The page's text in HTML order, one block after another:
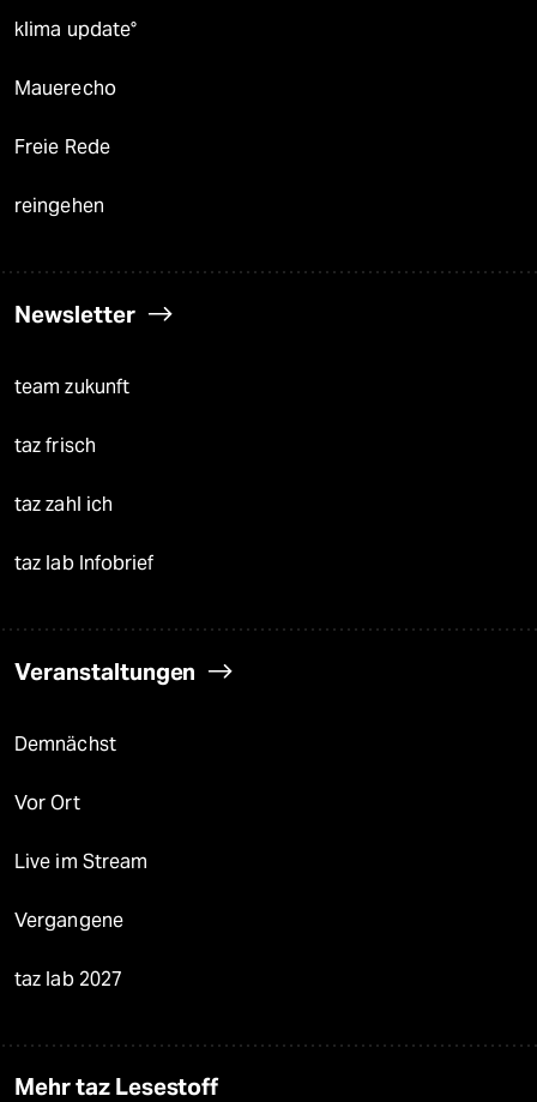
klima update°
Mauerecho
Freie Rede
reingehen
Newsletter
team zukunft
taz frisch
taz zahl ich
taz lab Infobrief
Veranstaltungen
Demnächst
Vor Ort
Live im Stream
Vergangene
taz lab 2027
Mehr taz Lesestoff